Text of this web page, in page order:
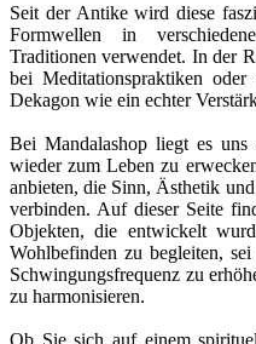
Seit der Antike wird diese
Formwellen in
Traditionen verwendet. In der
bei Meditationspraktiken
Dekagon wie ein echter
Bei Mandalashop liegt es
wieder zum Leben zu
anbieten, die Sinn, Ästhetik
verbinden. Auf dieser Seite
Objekten, die entwickelt
Wohlbefinden zu begleiten,
Schwingungsfrequenz zu
zu harmonisieren.
Ob Sie sich auf einem